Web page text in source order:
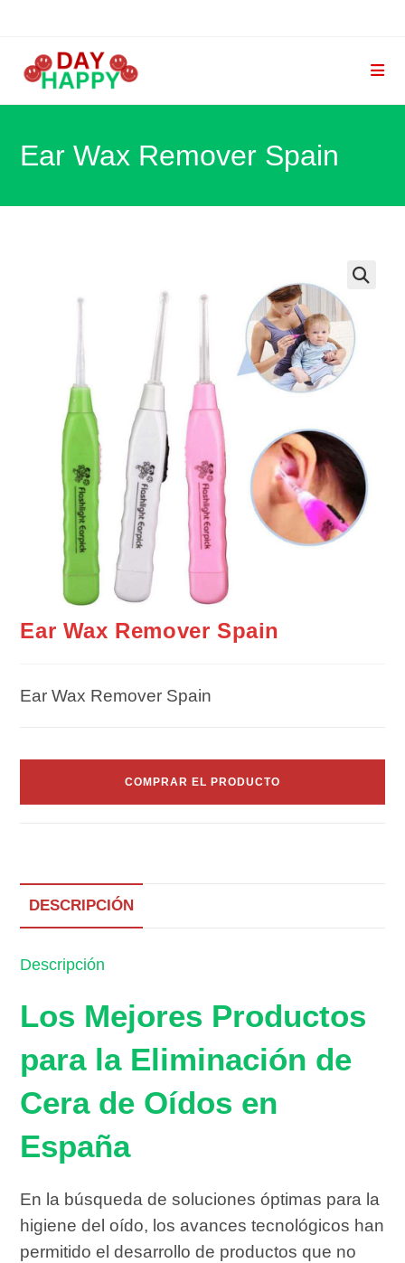
Ear Wax Remover Spain
Ear Wax Remover Spain
Ear Wax Remover Spain
COMPRAR EL PRODUCTO
DESCRIPCIÓN
Descripción
Los Mejores Productos
para la Eliminación de
Cera de Oídos en
España
En la búsqueda de soluciones óptimas para la
higiene del oído, los avances tecnológicos han
permitido el desarrollo de productos que no